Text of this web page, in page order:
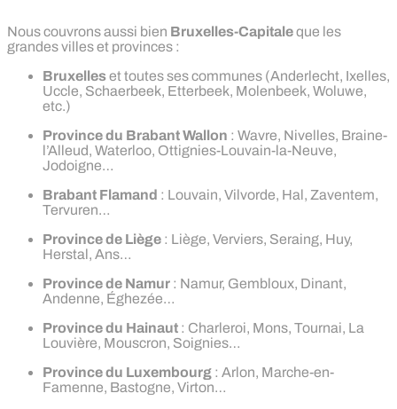
Nous couvrons aussi bien Bruxelles-Capitaleque les
grandes villes et provinces :
Bruxelleset toutes ses communes (Anderlecht, Ixelles,
Uccle, Schaerbeek, Etterbeek, Molenbeek, Woluwe,
etc.)
Province du Brabant Wallon : Wavre, Nivelles, Braine-
l’Alleud, Waterloo, Ottignies-Louvain-la-Neuve,
Jodoigne…
Brabant Flamand : Louvain, Vilvorde, Hal, Zaventem,
Tervuren…
Province de Liège : Liège, Verviers, Seraing, Huy,
Herstal, Ans…
Province de Namur : Namur, Gembloux, Dinant,
Andenne, Éghezée…
Province du Hainaut : Charleroi, Mons, Tournai, La
Louvière, Mouscron, Soignies…
Province du Luxembourg : Arlon, Marche-en-
Famenne, Bastogne, Virton…